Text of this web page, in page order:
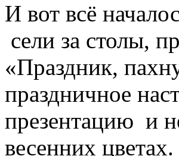
И вот всё
сели за столы,
«Праздник,
праздничное
презентацию и
весенних